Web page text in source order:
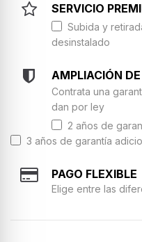
SERVICIO
Subida y
desinstalado
AMPLIACIÓN
Contrata una
dan por ley
2 años de
3 años de garantía
PAGO FLEXIBLE
Elige entre las